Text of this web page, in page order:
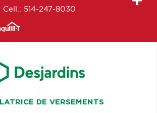
Cell.: 514-247-8030
DE VERSEMENTS